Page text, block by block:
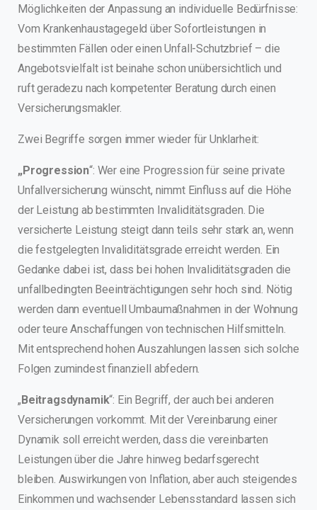
Möglichkeiten der Anpassung an individuelle Bedürfnisse:
Vom Krankenhaustagegeld über Sofortleistungen in
bestimmten Fällen oder einen Unfall-Schutzbrief – die
Angebotsvielfalt ist beinahe schon unübersichtlich und
ruft geradezu nach kompetenter Beratung durch einen
Versicherungsmakler.
Zwei Begriffe sorgen immer wieder für Unklarheit:
„Progression“: Wer eine Progression für seine private
Unfallversicherung wünscht, nimmt Einfluss auf die Höhe
der Leistung ab bestimmten Invaliditätsgraden. Die
versicherte Leistung steigt dann teils sehr stark an, wenn
die festgelegten Invaliditätsgrade erreicht werden. Ein
Gedanke dabei ist, dass bei hohen Invaliditätsgraden die
unfallbedingten Beeinträchtigungen sehr hoch sind. Nötig
werden dann eventuell Umbaumaßnahmen in der Wohnung
oder teure Anschaffungen von technischen Hilfsmitteln.
Mit entsprechend hohen Auszahlungen lassen sich solche
Folgen zumindest finanziell abfedern.
„Beitragsdynamik“: Ein Begriff, der auch bei anderen
Versicherungen vorkommt. Mit der Vereinbarung einer
Dynamik soll erreicht werden, dass die vereinbarten
Leistungen über die Jahre hinweg bedarfsgerecht
bleiben. Auswirkungen von Inflation, aber auch steigendes
Einkommen und wachsender Lebensstandard lassen sich